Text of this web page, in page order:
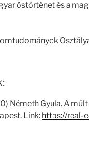
őstörténet és a
Németh Gyula. A
Link: https://real-